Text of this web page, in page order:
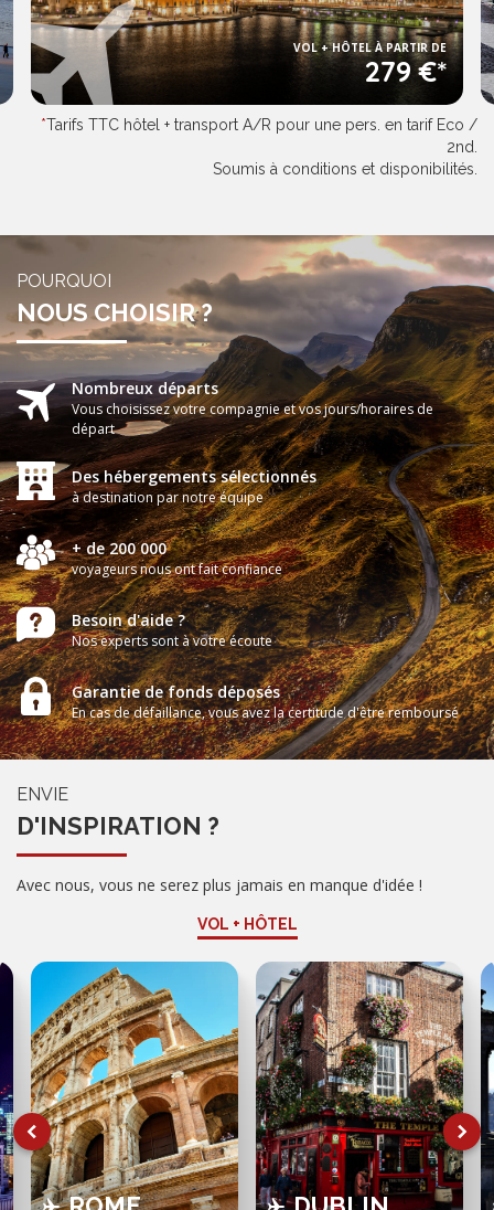
VOL + HÔTEL À PARTIR DE
279 €*
*Tarifs TTC hôtel + transport A/R pour une pers. en tarif Eco /
2nd.
Soumis à conditions et disponibilités.
POURQUOI
NOUS CHOISIR ?
Nombreux départs
Vous choisissez votre compagnie et vos jours/horaires de
départ
Des hébergements sélectionnés
à destination par notre équipe
+ de 200 000
voyageurs nous ont fait confiance
Besoin d'aide ?
Nos experts sont à votre écoute
Garantie de fonds déposés
En cas de défaillance, vous avez la certitude d'être remboursé
ENVIE
D'INSPIRATION ?
Avec nous, vous ne serez plus jamais en manque d'idée !
VOL + HÔTEL